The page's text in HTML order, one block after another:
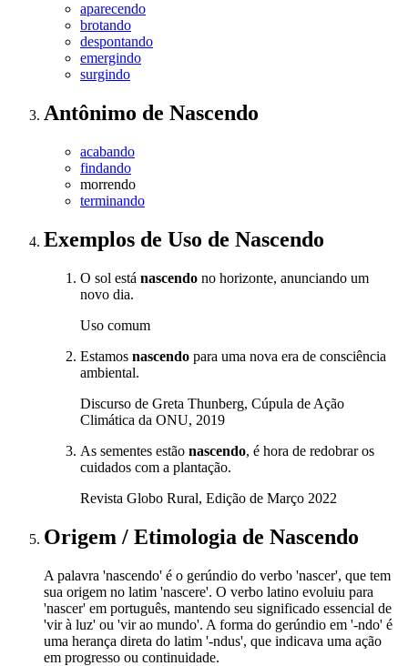
aparecendo
brotando
despontando
emergindo
surgindo
Antônimo de Nascendo
acabando
findando
morrendo
terminando
Exemplos de Uso de Nascendo
O sol está nascendo no horizonte, anunciando um
novo dia.
Uso comum
Estamos nascendo para uma nova era de consciência
ambiental.
Discurso de Greta Thunberg, Cúpula de Ação
Climática da ONU, 2019
As sementes estão nascendo, é hora de redobrar os
cuidados com a plantação.
Revista Globo Rural, Edição de Março 2022
Origem / Etimologia de Nascendo
A palavra 'nascendo' é o gerúndio do verbo 'nascer', que tem
sua origem no latim 'nascere'. O verbo latino evoluiu para
'nascer' em português, mantendo seu significado essencial de
'vir à luz' ou 'vir ao mundo'. A forma do gerúndio em '-ndo' é
uma herança direta do latim '-ndus', que indicava uma ação
em progresso ou continuidade.